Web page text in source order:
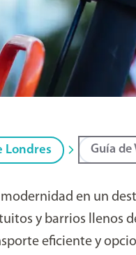
Londres Guía de
en un
y barrios llenos
eficiente y